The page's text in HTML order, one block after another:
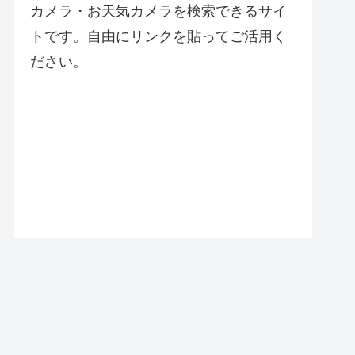
カメラ・お天気カメラを検索できるサイ
トです。自由にリンクを貼ってご活用く
ださい。